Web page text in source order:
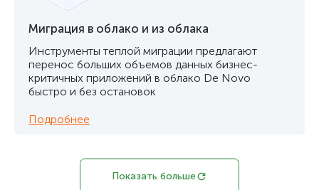
Миграция в облако и из облака
Инструменты теплой миграции предлагают
перенос больших объемов данных бизнес-
критичных приложений в облако De Novo
быстро и без остановок
Подробнее
Показать больше